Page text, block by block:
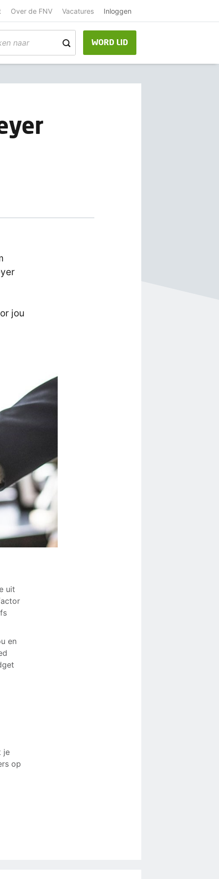
Over de FNV Vacatures Inloggen
WORD LID
jou
uit
en
je
op